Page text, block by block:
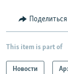
Поделиться
This item is part of
Новости